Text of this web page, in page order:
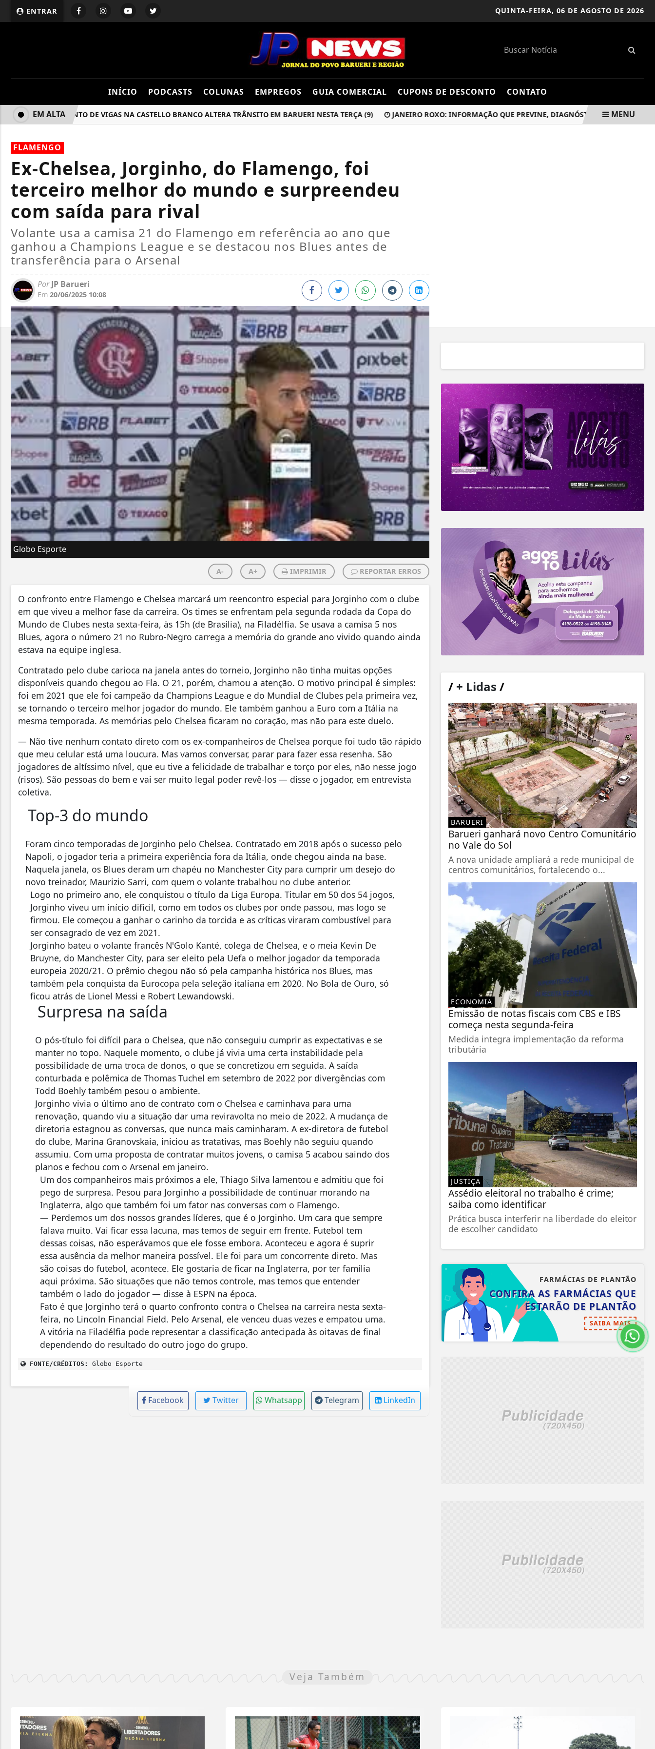
ENTRAR QUINTA-FEIRA, 06 DE AGOSTO DE 2026
INÍCIO PODCASTS COLUNAS EMPREGOS GUIA COMERCIAL CUPONS DE DESCONTO CONTATO
LANÇAMENTO DE VIGAS NA CASTELLO BRANCO ALTERA TRÂNSITO EM BARUERI NESTA TERÇA (9) JANEIRO ROXO: INFORMAÇÃO QUE PREVINE, DIAGNÓSTICO QUE CURA
EM ALTA MENU
FLAMENGO
Ex-Chelsea, Jorginho, do Flamengo, foi
terceiro melhor do mundo e surpreendeu
com saída para rival
Volante usa a camisa 21 do Flamengo em referência ao ano que
ganhou a Champions League e se destacou nos Blues antes de
transferência para o Arsenal
PorJP Barueri
Em 20/06/2025 10:08
Globo Esporte
A- A+ IMPRIMIR REPORTAR ERROS
O confronto entre Flamengo e Chelsea marcará um reencontro especial para Jorginho com o clube
em que viveu a melhor fase da carreira. Os times se enfrentam pela segunda rodada da Copa do
Mundo de Clubes nesta sexta-feira, às 15h (de Brasília), na Filadélfia. Se usava a camisa 5 nos
Blues, agora o número 21 no Rubro-Negro carrega a memória do grande ano vivido quando ainda
estava na equipe inglesa.
Contratado pelo clube carioca na janela antes do torneio, Jorginho não tinha muitas opções
disponíveis quando chegou ao Fla. O 21, porém, chamou a atenção. O motivo principal é simples:
foi em 2021 que ele foi campeão da Champions League e do Mundial de Clubes pela primeira vez,
se tornando o terceiro melhor jogador do mundo. Ele também ganhou a Euro com a Itália na
mesma temporada. As memórias pelo Chelsea ficaram no coração, mas não para este duelo.
— Não tive nenhum contato direto com os ex-companheiros de Chelsea porque foi tudo tão rápido
que meu celular está uma loucura. Mas vamos conversar, parar para fazer essa resenha. São
jogadores de altíssimo nível, que eu tive a felicidade de trabalhar e torço por eles, não nesse jogo
(risos). São pessoas do bem e vai ser muito legal poder revê-los — disse o jogador, em entrevista
coletiva.
Top-3 do mundo
Foram cinco temporadas de Jorginho pelo Chelsea. Contratado em 2018 após o sucesso pelo
Napoli, o jogador teria a primeira experiência fora da Itália, onde chegou ainda na base.
Naquela janela, os Blues deram um chapéu no Manchester City para cumprir um desejo do
novo treinador, Maurizio Sarri, com quem o volante trabalhou no clube anterior.
Logo no primeiro ano, ele conquistou o título da Liga Europa. Titular em 50 dos 54 jogos,
Jorginho viveu um início difícil, como em todos os clubes por onde passou, mas logo se
firmou. Ele começou a ganhar o carinho da torcida e as críticas viraram combustível para
ser consagrado de vez em 2021.
Jorginho bateu o volante francês N'Golo Kanté, colega de Chelsea, e o meia Kevin De
Bruyne, do Manchester City, para ser eleito pela Uefa o melhor jogador da temporada
europeia 2020/21. O prêmio chegou não só pela campanha histórica nos Blues, mas
também pela conquista da Eurocopa pela seleção italiana em 2020. No Bola de Ouro, só
ficou atrás de Lionel Messi e Robert Lewandowski.
Surpresa na saída
O pós-título foi difícil para o Chelsea, que não conseguiu cumprir as expectativas e se
manter no topo. Naquele momento, o clube já vivia uma certa instabilidade pela
possibilidade de uma troca de donos, o que se concretizou em seguida. A saída
conturbada e polêmica de Thomas Tuchel em setembro de 2022 por divergências com
Todd Boehly também pesou o ambiente.
Jorginho vivia o último ano de contrato com o Chelsea e caminhava para uma
renovação, quando viu a situação dar uma reviravolta no meio de 2022. A mudança de
diretoria estagnou as conversas, que nunca mais caminharam. A ex-diretora de futebol
do clube, Marina Granovskaia, iniciou as tratativas, mas Boehly não seguiu quando
assumiu. Com uma proposta de contratar muitos jovens, o camisa 5 acabou saindo dos
planos e fechou com o Arsenal em janeiro.
Um dos companheiros mais próximos a ele, Thiago Silva lamentou e admitiu que foi
pego de surpresa. Pesou para Jorginho a possibilidade de continuar morando na
Inglaterra, algo que também foi um fator nas conversas com o Flamengo.
— Perdemos um dos nossos grandes líderes, que é o Jorginho. Um cara que sempre
falava muito. Vai ficar essa lacuna, mas temos de seguir em frente. Futebol tem
dessas coisas, não esperávamos que ele fosse embora. Aconteceu e agora é suprir
essa ausência da melhor maneira possível. Ele foi para um concorrente direto. Mas
são coisas do futebol, acontece. Ele gostaria de ficar na Inglaterra, por ter família
aqui próxima. São situações que não temos controle, mas temos que entender
também o lado do jogador — disse à ESPN na época.
Fato é que Jorginho terá o quarto confronto contra o Chelsea na carreira nesta sexta-
feira, no Lincoln Financial Field. Pelo Arsenal, ele venceu duas vezes e empatou uma.
A vitória na Filadélfia pode representar a classificação antecipada às oitavas de final
dependendo do resultado do outro jogo do grupo.
FONTE/CRÉDITOS: Globo Esporte
Facebook Twitter Whatsapp Telegram LinkedIn
/+ Lidas /
BARUERI
Barueri ganhará novo Centro Comunitário
no Vale do Sol
A nova unidade ampliará a rede municipal de
centros comunitários, fortalecendo o...
ECONOMIA
Emissão de notas fiscais com CBS e IBS
começa nesta segunda-feira
Medida integra implementação da reforma
tributária
JUSTIÇA
Assédio eleitoral no trabalho é crime;
saiba como identificar
Prática busca interferir na liberdade do eleitor
de escolher candidato
FARMÁCIAS DE PLANTÃO
CONFIRA AS FARMÁCIAS QUE
ESTARÃO DE PLANTÃO
SAIBA MAIS
Veja Também